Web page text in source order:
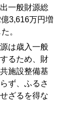
一般財源総
3,616万円増
。
は歳入一般
るため、財
施設整備基
ず、ふるさ
ざるを得な